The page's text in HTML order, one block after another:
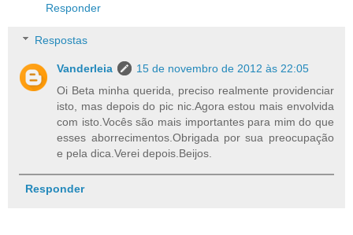
Responder
Respostas
Vanderleia
15 de novembro de 2012 às 22:05
Oi Beta minha querida, preciso realmente providenciar
isto, mas depois do pic nic.Agora estou mais envolvida
com isto.Vocês são mais importantes para mim do que
esses aborrecimentos.Obrigada por sua preocupação
e pela dica.Verei depois.Beijos.
Responder